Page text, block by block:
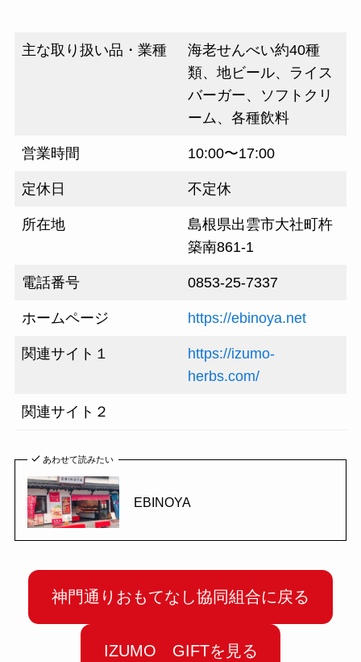
主な取り扱い品・業種
海老せんべい約40種
類、地ビール、ライス
バーガー、ソフトクリ
ーム、各種飲料
営業時間 10:00〜17:00
定休日 不定休
所在地
島根県出雲市大社町杵
築南861-1
電話番号 0853-25-7337
ホームページ https://ebinoya.net
関連サイト１
https://izumo-
herbs.com/
関連サイト２
あわせて読みたい
EBINOYA
神門通りおもてなし協同組合に戻る
IZUMO GIFTを見る